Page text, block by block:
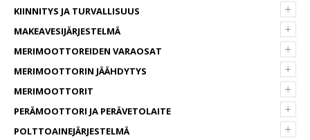
+
KIINNITYS JA TURVALLISUUS
+
MAKEAVESIJÄRJESTELMÄ
+
MERIMOOTTOREIDEN VARAOSAT
+
MERIMOOTTORIN JÄÄHDYTYS
+
MERIMOOTTORIT
+
PERÄMOOTTORI JA PERÄVETOLAITE
+
POLTTOAINEJÄRJESTELMÄ